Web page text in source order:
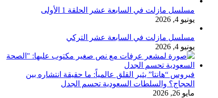
مسلسل مازلت في السابعة عشر الحلقة 1 الأولى
يونيو 4, 2026
مسلسل مازلت في السابعة عشر التركي
يونيو 4, 2026
فيروس “هانتا” يثير القلق عالمياً: ما حقيقة انتشاره بين
الحجاج؟ والسلطات السعودية تحسم الجدل
مايو 26, 2026